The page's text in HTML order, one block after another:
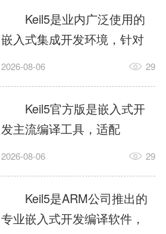
这样？因为AI，就是个只会
耍嘴皮子的书呆子。它脑子
里有海量知识，但没有真正
激发出来实力。而
AgentSkill，就是给AI大脑装
上的一双机械手，它真的能
解决很多问题。1什么是
AgentSkillSkill指...
Keil5是业内广泛使用的
嵌入式集成开发环境，针对
ARM、51内核单片机提供编
力，代码编译稳定，调试工
具成熟，大量开源项目基于
该平台开发。新项目需要单
独下载对应芯片支持包，新
手配置难度较高，正版商业
授权费用不菲，未授权版本
存在程序容量限制，适合硬
2026-08-06 29
Keil5官方版是嵌入式开
发主流编译工具，适配
STM32、51单片机等多款芯
在线调试、代码仿真，兼容
众多厂商芯片安装包。软件
需要手动添加器件库，初次
2026-08-06 29
Keil5是ARM公司推出的
专业嵌入式开发编译软件，